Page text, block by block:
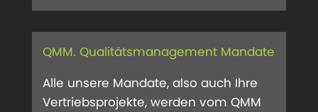
QMM. Qualitätsmanagement Mandate
Alle unsere Mandate, also auch Ihre
Vertriebsprojekte, werden vom QMM